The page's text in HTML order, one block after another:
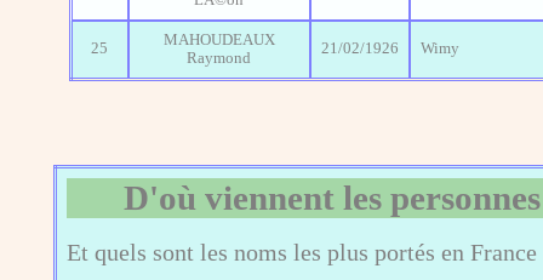
25
MAHOUDEAUX
Raymond
21/02/1926 Wimy
D'où viennent les
Et quels sont les noms les plus portés en